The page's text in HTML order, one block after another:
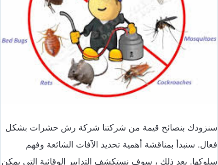
سنزودك بنصائح قيمة من شركتنا شركة رش حشرات بشكل
فعال. سنبدأ بمناقشة أهمية تحديد الآفات الشائعة وفهم
سلوكها. بعد ذلك ، سوف نستكشف التدابير الوقائية التي يمكن